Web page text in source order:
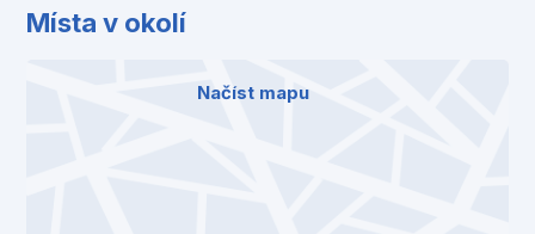
Místa v okolí
Načíst mapu